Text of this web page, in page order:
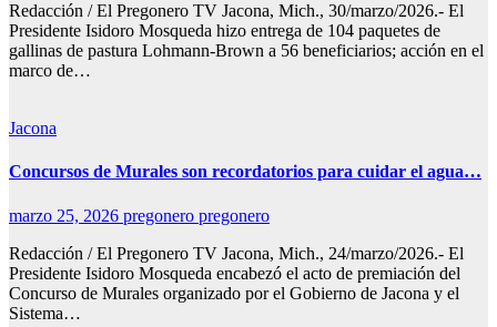
Redacción / El Pregonero TV Jacona, Mich., 30/marzo/2026.- El
Presidente Isidoro Mosqueda hizo entrega de 104 paquetes de
gallinas de pastura Lohmann-Brown a 56 beneficiarios; acción en el
marco de…
Jacona
Concursos de Murales son recordatorios para cuidar el agua…
marzo 25, 2026 pregonero pregonero
Redacción / El Pregonero TV Jacona, Mich., 24/marzo/2026.- El
Presidente Isidoro Mosqueda encabezó el acto de premiación del
Concurso de Murales organizado por el Gobierno de Jacona y el
Sistema…